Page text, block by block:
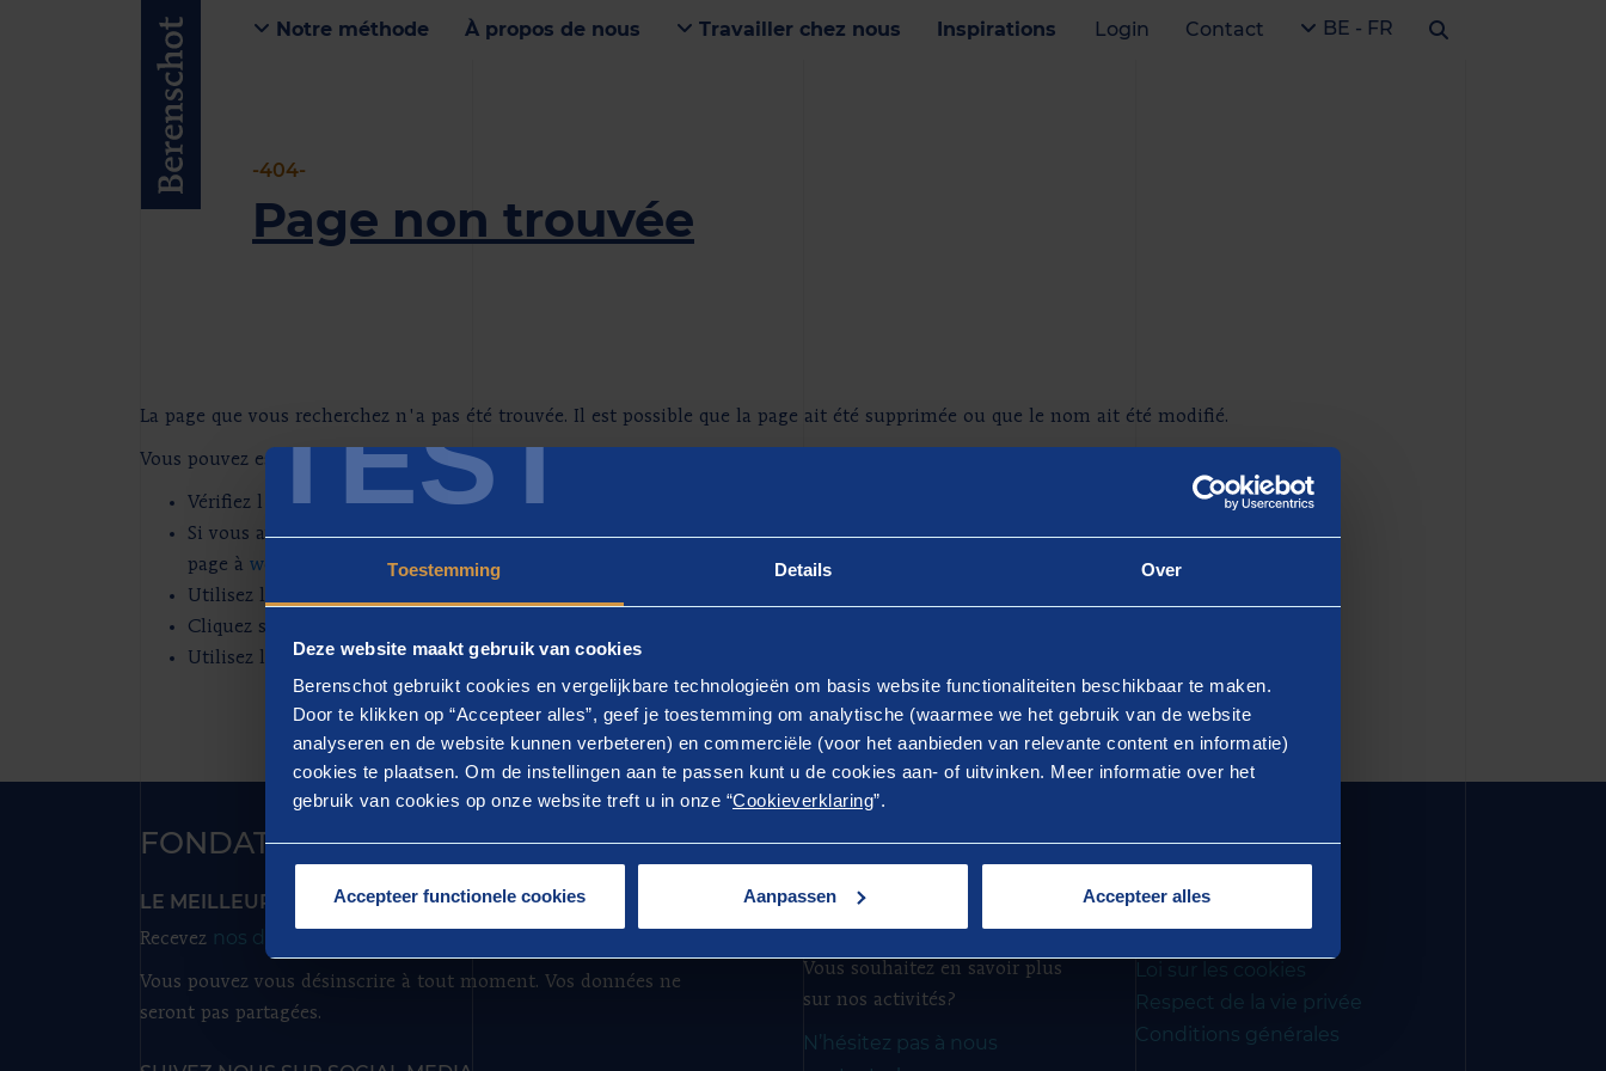
TEST
Toestemming Details Over
Deze website maakt gebruik van cookies
Berenschot gebruikt cookies en vergelijkbare technologieën om basis website functionaliteiten beschikbaar te maken.
Door te klikken op “Accepteer alles”, geef je toestemming om analytische (waarmee we het gebruik van de website
analyseren en de website kunnen verbeteren) en commerciële (voor het aanbieden van relevante content en informatie)
cookies te plaatsen. Om de instellingen aan te passen kunt u de cookies aan- of uitvinken. Meer informatie over het
gebruik van cookies op onze website treft u in onze “Cookieverklaring”.
Accepteer functionele cookies Aanpassen Accepteer alles
Notre méthode À propos de nous Travailler chez nous Inspirations Login Contact BE - FR
-404-
Page non trouvée
La page que vous recherchez n'a pas été trouvée. Il est possible que la page ait été supprimée ou que le nom ait été modifié.
Vous pouvez essayer ce qui suit:
Vérifiez l'URL dans la barre d'adresse
Si vous avez cliqué sur un lien de notre site Web, nous aimerions avoir de vos nouvelles. Envoyez un e-mail en indiquant la
page à webmaster@berenschot.nl
Utilisez le bouton 'précédent' de votre navigateur pour revenir à la page précédente et essayez un autre lien
Cliquez sur le logo pour revenir à la page d'accueil
Utilisez la fonction de recherche
FONDATEUR DE PROGRÈS
LE MEILLEUR DE BERENSCHOT BELGIUM
Recevez nos dernières informations par e-mail
Vous pouvez vous désinscrire à tout moment. Vos données ne
seront pas partagées.
CONTACT
Vous souhaitez en savoir plus
sur nos activités?
N’hésitez pas à nous
COLOPHON
Loi sur les cookies
Respect de la vie privée
Conditions générales